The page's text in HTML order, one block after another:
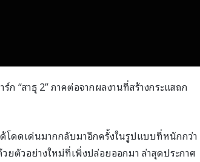
“สาธุ 2” ภาคต่อจากผลงานที่สร้างกระแสถก
ด้โดดเด่นมากกลับมาอีกครั้งในรูปแบบที่หนักกว่า
วยตัวอย่างใหม่ที่เพิ่งปล่อยออกมา ล่าสุดประกาศ